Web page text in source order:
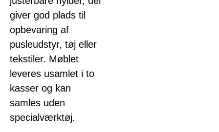
giver god plads til
opbevaring af
pusleudstyr, tøj eller
tekstiler. Møblet
leveres usamlet i to
kasser og kan
samles uden
specialværktøj.